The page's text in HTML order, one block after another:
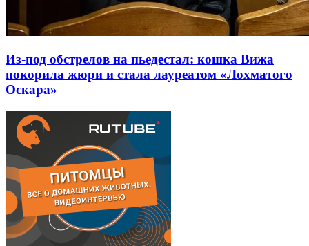
Из-под обстрелов на пьедестал: кошка Вижа
покорила жюри и стала лауреатом «Лохматого
Оскара»